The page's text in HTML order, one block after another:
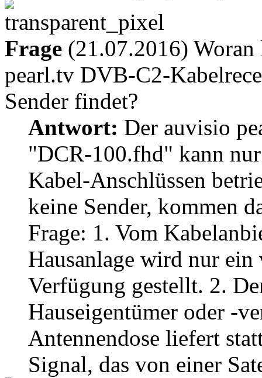
Frage (21.07.2016)
pearl.tv DVB-C2-
Sender findet?
Antwort: Der auvisio
"DCR-100.fhd" kann
Kabel-Anschlüssen
keine Sender, kommen
Frage: 1. Vom
Hausanlage wird nur
Verfügung gestellt. 2.
Hauseigentümer oder -
Antennendose liefert
Signal, das von einer